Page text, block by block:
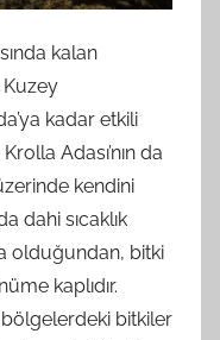
kalan
Kuzey
kadar etkili
Adası’nın da
kendini
dahi sıcaklık
olduğundan, bitki
kaplıdır.
bitkiler